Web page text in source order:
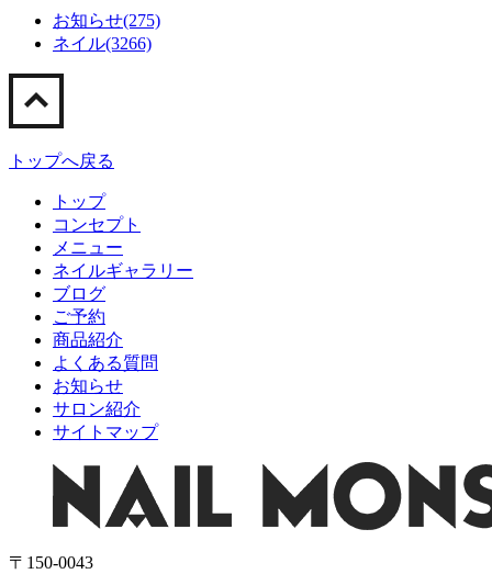
お知らせ(275)
ネイル(3266)
トップへ戻る
トップ
コンセプト
メニュー
ネイルギャラリー
ブログ
ご予約
商品紹介
よくある質問
お知らせ
サロン紹介
サイトマップ
〒150-0043